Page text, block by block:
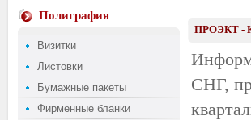
Полиграфия
Визитки
Листовки
Бумажные пакеты
Фирменные бланки
ПРОЭКТ -
СНГ,